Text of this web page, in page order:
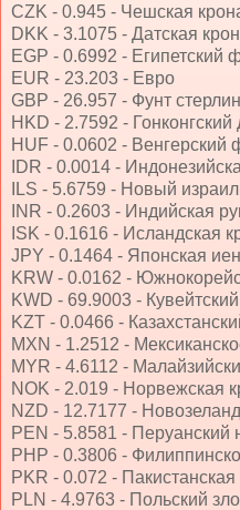
CZK - 0.945 - Чешская
DKK - 3.1075 - Датская
EGP - 0.6992 - Египетский
EUR - 23.203 - Евро
GBP - 26.957 - Фунт
HKD - 2.7592 - Гонконгский
HUF - 0.0602 - Венгерский
IDR - 0.0014 -
ILS - 5.6759 - Новый
INR - 0.2603 - Индийская
ISK - 0.1616 - Исландская
JPY - 0.1464 - Японская
KRW - 0.0162 -
KWD - 69.9003 -
KZT - 0.0466 -
MXN - 1.2512 -
MYR - 4.6112 -
NOK - 2.019 - Норвежская
NZD - 12.7177 -
PEN - 5.8581 - Перуанский
PHP - 0.3806 -
PKR - 0.072 - Пакистанская
PLN - 4.9763 - Польский